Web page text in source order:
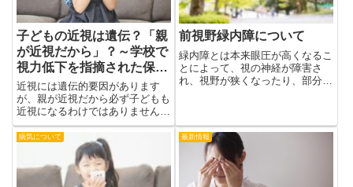
定期的な眼科検査と併用して行
い、点眼中止後に一時的な近視の
進み（リバウンド）が見られるこ
ともあるため、医師の判断のもと
で継続が必要です。当院では費用
や治療スケジュールも含めてご相
談いただけます。
子どもの近視は遺伝？「親
が近視だから」？～学校で
視力低下を指摘された保護
者の方へ～
近視には遺伝的要因があります
が、親が近視だから必ず子どもも
近視になるわけではありません。
近視になりやすい体質に加え、ス
マホやタブレットの長時間使用、
屋外活動不足などの環境要因が影
響します。特に両親が近視の場合
は早期から定期検査を行い、必要
前視野緑内障について
緑内障とは本来眼圧が高くなるこ
とによって、視の神経が障害さ
れ、視野が狭くなったり、部分的
日本の失明原因第1位の病気で
す。少ないですが中には20歳台
で発...
病気について 最新情報